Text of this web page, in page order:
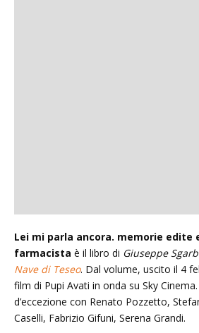
Lei mi parla ancora. memorie edite
farmacista è il libro di Giuseppe
Nave di Teseo. Dal volume, uscito il 4
film di Pupi Avati in onda su Sky
d’eccezione con Renato Pozzetto,
Caselli, Fabrizio Gifuni, Serena Grandi.